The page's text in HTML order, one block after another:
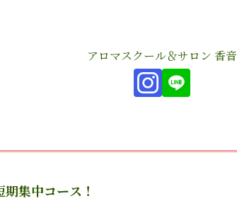
アロマスクール＆サロン 香音
集中コース！